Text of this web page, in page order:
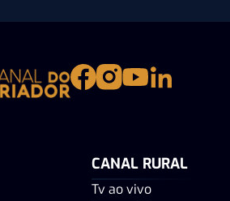
CANAL RURAL
Tv ao vivo